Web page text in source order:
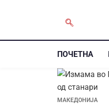
ПОЧЕТНА
МАКЕДОНИЈА